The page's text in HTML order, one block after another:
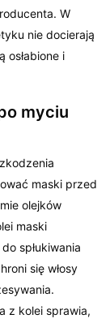
W
nie docierają
osłabione i
myciu
maski przed
olejków
maski
spłukiwania
się włosy
z kolei sprawia,